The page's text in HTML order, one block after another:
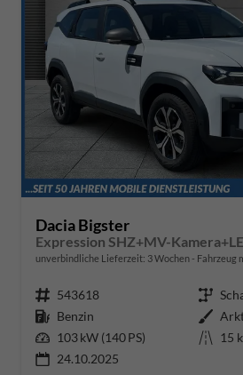
Dacia Bigster
Expression SHZ+MV-
unverbindliche Lieferzeit: 3 Wochen Fahrzeug
Fahrzeugnr. 543618 Getriebe
Kraftstoff Benzin Außenfarbe
Leistung 103 kW (140 PS) Kilometerstand 15
24.10.2025